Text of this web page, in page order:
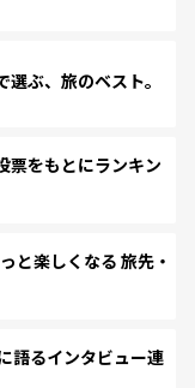
ぶ、旅のベスト。
をもとにランキン
楽しくなる 旅先・
語るインタビュー連